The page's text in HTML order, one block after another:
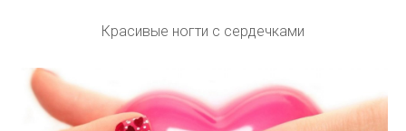
Красивые ногти с сердечками